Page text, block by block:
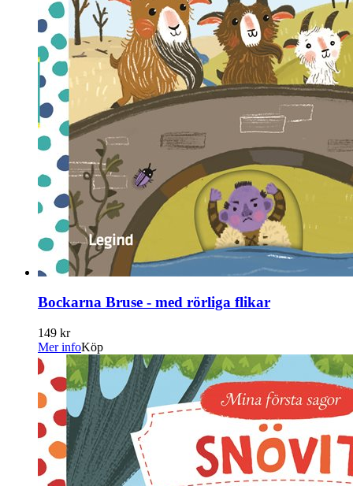
Bockarna Bruse - med rörliga flikar
149 kr
Mer infoKöp